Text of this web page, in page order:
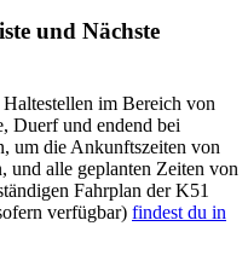
und Nächste
im Bereich von
Duerf und endend bei
um die Ankunftszeiten von
und alle geplanten Zeiten von
Fahrplan der K51
verfügbar) findest du in